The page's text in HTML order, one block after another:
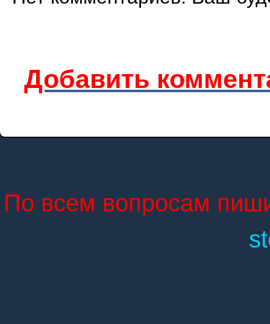
Добавить
По всем вопросам